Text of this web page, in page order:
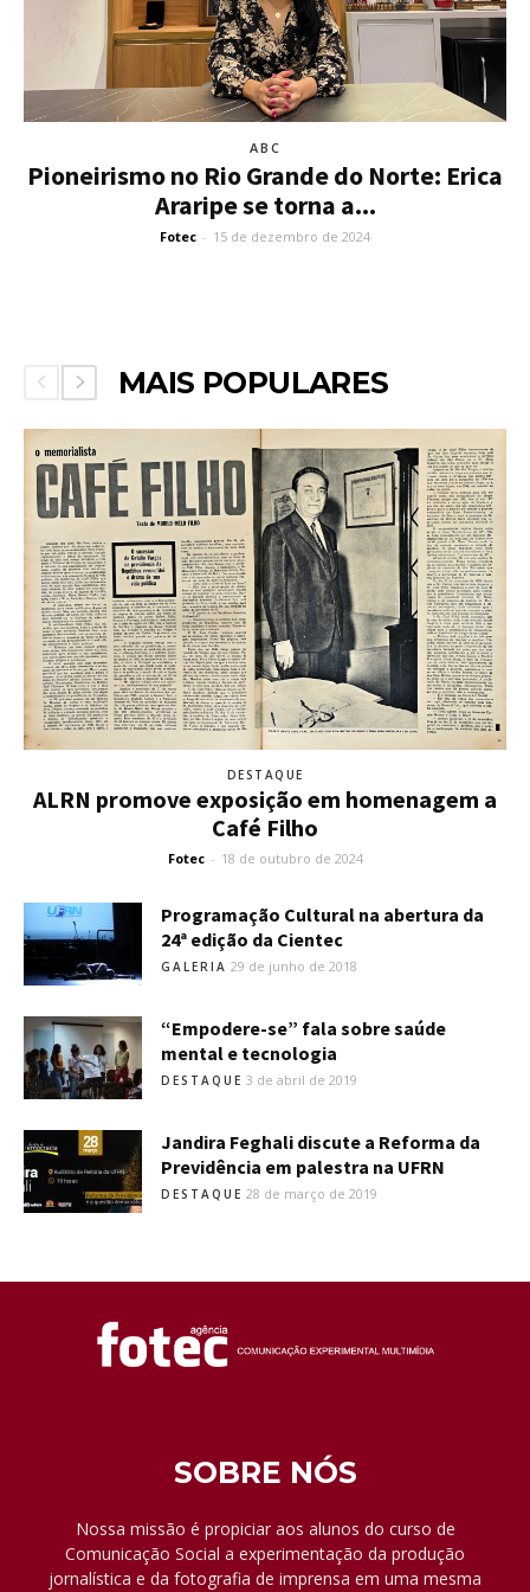
ABC
Pioneirismo no Rio Grande do Norte: Erica
Araripe se torna a...
Fotec - 15 de dezembro de 2024
MAIS POPULARES
DESTAQUE
ALRN promove exposição em homenagem a
Café Filho
Fotec - 18 de outubro de 2024
Programação Cultural na abertura da
24ª edição da Cientec
GALERIA 29 de junho de 2018
“Empodere-se” fala sobre saúde
mental e tecnologia
DESTAQUE 3 de abril de 2019
Jandira Feghali discute a Reforma da
Previdência em palestra na UFRN
DESTAQUE 28 de março de 2019
SOBRE NÓS
Nossa missão é propiciar aos alunos do curso de
Comunicação Social a experimentação da produção
jornalística e da fotografia de imprensa em uma mesma